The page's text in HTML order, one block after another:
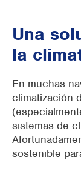
Una
la
En muchas
climatización
sistemas de
sostenible